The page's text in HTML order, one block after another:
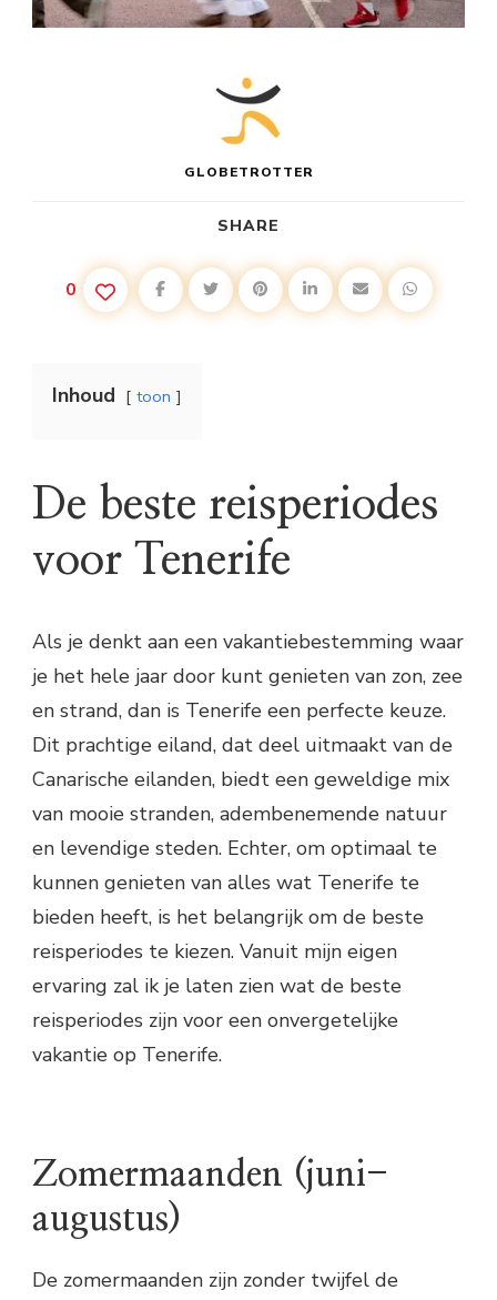
GLOBETROTTER
SHARE
0
Inhoud toon
De beste reisperiodes
voor Tenerife
Als je denkt aan een vakantiebestemming waar
je het hele jaar door kunt genieten van zon, zee
en strand, dan is Tenerife een perfecte keuze.
Dit prachtige eiland, dat deel uitmaakt van de
Canarische eilanden, biedt een geweldige mix
van mooie stranden, adembenemende natuur
en levendige steden. Echter, om optimaal te
kunnen genieten van alles wat Tenerife te
bieden heeft, is het belangrijk om de beste
reisperiodes te kiezen. Vanuit mijn eigen
ervaring zal ik je laten zien wat de beste
reisperiodes zijn voor een onvergetelijke
vakantie op Tenerife.
Zomermaanden (juni-
augustus)
De zomermaanden zijn zonder twijfel de